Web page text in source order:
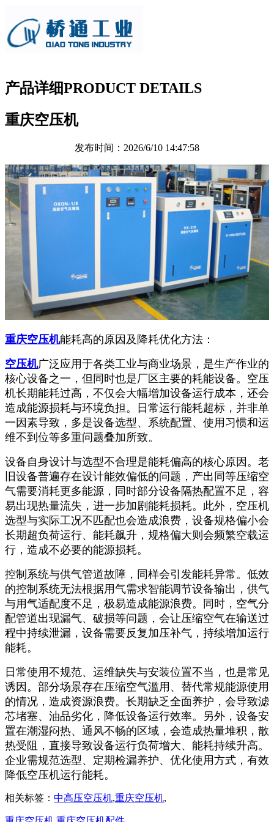
产品详细PRODUCT DETAILS
重庆空压机
发布时间：2026/6/10 14:47:58
重庆空压机能耗高的原因及降耗优化方法：
空压机广泛应用于各类工业与商业场景，是生产作业的
核心设备之一，但同时也是厂区主要的耗能设备。空压
机长期能耗过高，不仅会大幅增加设备运行成本，还会
造成能源损耗与环境负担。日常运行能耗超标，并非单
一因素导致，多是设备选型、系统配置、使用习惯和运
维不到位等多重问题叠加所致。
设备自身设计与选型不合理是能耗偏高的核心原因。老
旧设备普遍存在设计能效偏低的问题，产出同等压缩空
气需要消耗更多能源，同时部分设备隔热配置不足，容
易出现热量流失，进一步加剧能耗损耗。此外，空压机
选型与实际工况不匹配也会造成浪费，设备规格偏小会
长期超负荷运行、能耗飙升，规格偏大则会频繁空载运
行，造成不必要的能源损耗。
控制系统与供气管道故障，同样会引发能耗异常。低效
的控制系统无法根据用气需求智能调节设备输出，供气
与用气适配度不足，极易造成能源浪费。同时，空气分
配管道出现漏气、破损等问题，会让压缩空气在输送过
程中持续泄漏，设备需要反复加压补气，持续增加运行
能耗。
日常使用不规范、运维缺失与安装位置不当，也是常见
诱因。部分场景存在压缩空气滥用、替代常规能源使用
的情况，造成资源浪费。长期缺乏全面养护，会导致滤
芯堵塞、油品劣化，降低设备运行效率。另外，设备安
置在潮湿闷热、通风不畅的区域，会造成热量堆积，散
热受阻，直接导致设备运行负荷增大、能耗持续升高。
企业需规范选型、定期检漏养护、优化使用方式，有效
降低空压机运行能耗。
相关标签： 中高压空压机,重庆空压机,